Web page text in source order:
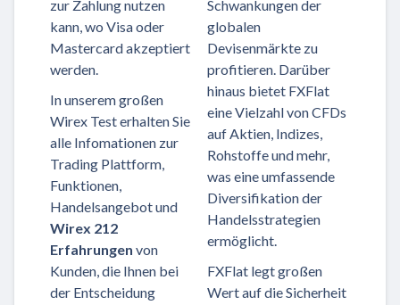
zur Zahlung nutzen
kann, wo Visa oder
Mastercard akzeptiert
werden.
In unserem großen
Wirex Test erhalten Sie
alle Infomationen zur
Trading Plattform,
Funktionen,
Handelsangebot und
Wirex 212
Erfahrungen von
Kunden, die Ihnen bei
der Entscheidung
Schwankungen der
globalen
Devisenmärkte zu
profitieren. Darüber
hinaus bietet FXFlat
eine Vielzahl von CFDs
auf Aktien, Indizes,
Rohstoffe und mehr,
was eine umfassende
Diversifikation der
Handelsstrategien
ermöglicht.
FXFlat legt großen
Wert auf die Sicherheit